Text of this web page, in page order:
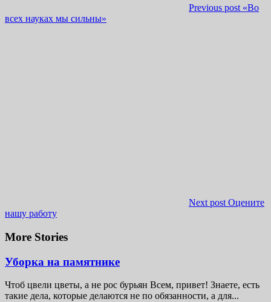
Previous post «Во
всех науках мы сильны»
Next post Оцените
нашу работу
More Stories
Уборка на памятнике
Чтоб цвели цветы, а не рос бурьян Всем, привет! Знаете, есть
такие дела, которые делаются не по обязанности, а для...